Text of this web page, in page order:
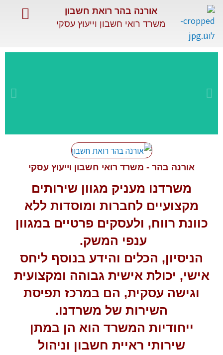
דילוג
לתוכן
אורנה בהר רואת חשבון
משרד רואי חשבון וייעוץ עסקי
שירות
מקצועי
ומתקדם
אורנה בהר - משרד רואי חשבון וייעוץ עסקי
משרדנו מעניק מגוון שירותים
מקצועיים לחברות ומוסדות ללא
כוונת רווח, ולעסקים פרטיים במגוון
ענפי המשק.
הניסיון, הכלים והידע בנוסף ליחס
אישי, יכולת אישית גבוהה ומקצועית
וגישה עסקית, הם במרכז תפיסת
השירות של משרדנו.
ייחודיות המשרד הוא הן במתן
שירותי ראיית חשבון וניהול